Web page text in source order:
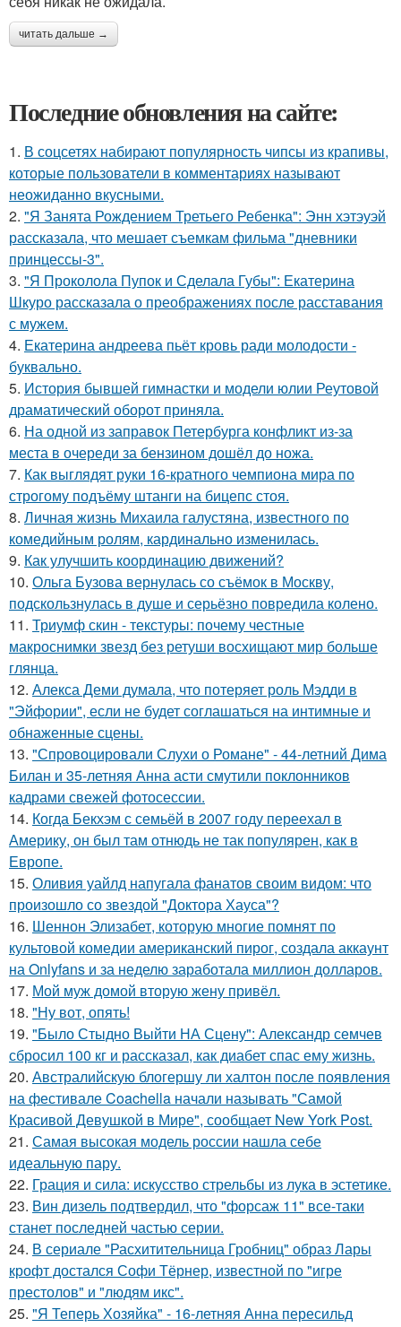
читать дальше →
Последние обновления на сайте:
1. В соцсетях набирают популярность чипсы из крапивы,
которые пользователи в комментариях называют
неожиданно вкусными.
2. "Я Занята Рождением Третьего Ребенка": Энн хэтэуэй
рассказала, что мешает съемкам фильма "дневники
принцессы-3".
3. "Я Проколола Пупок и Сделала Губы": Екатерина
Шкуро рассказала о преображениях после расставания
с мужем.
4. Екатерина андреева пьёт кровь ради молодости -
буквально.
5. История бывшей гимнастки и модели юлии Реутовой
драматический оборот приняла.
6. На одной из заправок Петербурга конфликт из-за
места в очереди за бензином дошёл до ножа.
7. Как выглядят руки 16-кратного чемпиона мира по
строгому подъёму штанги на бицепс стоя.
8. Личная жизнь Михаила галустяна, известного по
комедийным ролям, кардинально изменилась.
9. Как улучшить координацию движений?
10. Ольга Бузова вернулась со съёмок в Москву,
подскользнулась в душе и серьёзно повредила колено.
11. Триумф скин - текстуры: почему честные
макроснимки звезд без ретуши восхищают мир больше
глянца.
12. Алекса Деми думала, что потеряет роль Мэдди в
"Эйфории", если не будет соглашаться на интимные и
обнаженные сцены.
13. "Спровоцировали Слухи о Романе" - 44-летний Дима
Билан и 35-летняя Анна асти смутили поклонников
кадрами свежей фотосессии.
14. Когда Бекхэм с семьёй в 2007 году переехал в
Америку, он был там отнюдь не так популярен, как в
Европе.
15. Оливия уайлд напугала фанатов своим видом: что
произошло со звездой "Доктора Хауса"?
16. Шеннон Элизабет, которую многие помнят по
культовой комедии американский пирог, создала аккаунт
на Onlyfans и за неделю заработала миллион долларов.
17. Мой муж домой вторую жену привёл.
18. "Ну вот, опять!
19. "Было Стыдно Выйти НА Сцену": Александр семчев
сбросил 100 кг и рассказал, как диабет спас ему жизнь.
20. Австралийскую блогершу ли халтон после появления
на фестивале Coachella начали называть "Самой
Красивой Девушкой в Мире", сообщает New York Post.
21. Самая высокая модель россии нашла себе
идеальную пару.
22. Грация и сила: искусство стрельбы из лука в эстетике.
23. Вин дизель подтвердил, что "форсаж 11" все-таки
станет последней частью серии.
24. В сериале "Расхитительница Гробниц" образ Лары
крофт достался Софи Тёрнер, известной по "игре
престолов" и "людям икс".
25. "Я Теперь Хозяйка" - 16-летняя Анна пересильд